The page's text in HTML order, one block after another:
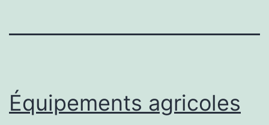
Équipements agricoles